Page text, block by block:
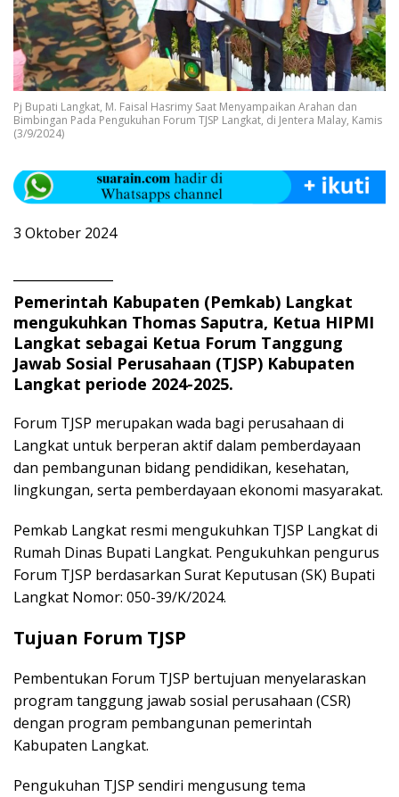
Pj Bupati Langkat, M. Faisal Hasrimy Saat Menyampaikan Arahan dan
Bimbingan Pada Pengukuhan Forum TJSP Langkat, di Jentera Malay, Kamis
(3/9/2024)
3 Oktober 2024
Pemerintah Kabupaten (Pemkab) Langkat
mengukuhkan Thomas Saputra, Ketua HIPMI
Langkat sebagai Ketua Forum Tanggung
Jawab Sosial Perusahaan (TJSP) Kabupaten
Langkat periode 2024-2025.
Forum TJSP merupakan wada bagi perusahaan di
Langkat untuk berperan aktif dalam pemberdayaan
dan pembangunan bidang pendidikan, kesehatan,
lingkungan, serta pemberdayaan ekonomi masyarakat.
Pemkab Langkat resmi mengukuhkan TJSP Langkat di
Rumah Dinas Bupati Langkat. Pengukuhkan pengurus
Forum TJSP berdasarkan Surat Keputusan (SK) Bupati
Langkat Nomor: 050-39/K/2024.
Tujuan Forum TJSP
Pembentukan Forum TJSP bertujuan menyelaraskan
program tanggung jawab sosial perusahaan (CSR)
dengan program pembangunan pemerintah
Kabupaten Langkat.
Pengukuhan TJSP sendiri mengusung tema